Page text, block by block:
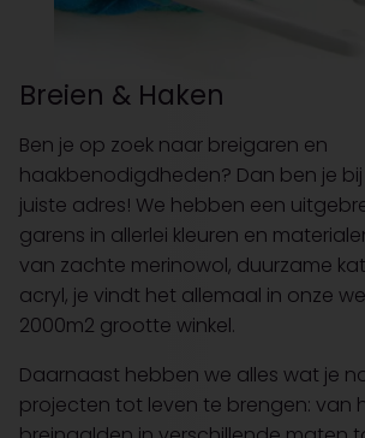
Breien & Haken
Ben je op zoek naar breigaren en
haakbenodigdheden? Dan ben je
juiste adres! We hebben een
garens in allerlei kleuren en
van zachte merinowol, duurzame
acryl, je vindt het allemaal in onze
2000m2 grootte winkel.
Daarnaast hebben we alles wat je
projecten tot leven te brengen: van